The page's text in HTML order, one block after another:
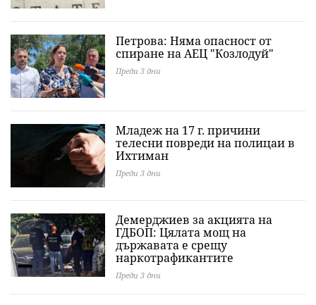
Петрова: Няма опасност от
спиране на АЕЦ "Козлодуй"
Преди 3 дни
Младеж на 17 г. причини
телесни повреди на полицаи в
Ихтиман
Преди 3 дни
Демерджиев за акцията на
ГДБОП: Цялата мощ на
държавата е срещу
наркотрафикантите
Преди 3 дни